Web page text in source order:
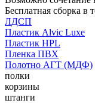
Бесплатная сборка в
ЛДСП
Пластик Alvic Luxe
Пластик HPL
Пленка ПВХ
Полотно АГТ (МДФ)
полки
корзины
штанги